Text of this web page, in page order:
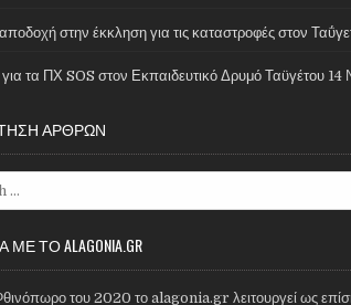
στην έκκληση για τις καταστροφές στον
τα ΠΧ SOS στον Εκπαιδευτικό Δρυμό Ταϋγέτου 14
ΑΡΘΡΩΝ
ΤΟ ALAGONIA.GR
του 2020 το alagonia.gr λειτουργεί ως